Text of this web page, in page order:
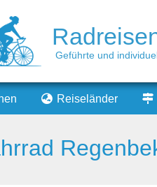
Geführte und
Secondary
Menu
Reiseländer